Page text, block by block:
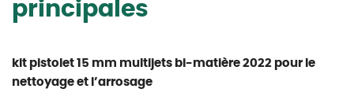
principales
kit pistolet 15 mm multijets bi-matière 2022 pour le
nettoyage et l’arrosage